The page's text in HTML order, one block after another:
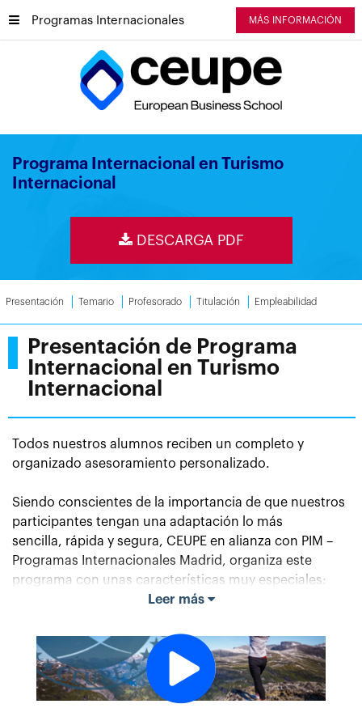
Programas Internacionales MÁS INFORMACIÓN
Programa Internacional en Turismo
Internacional
DESCARGA PDF
Presentación Temario Profesorado Titulación Empleabilidad
Presentación de Programa
Internacional en Turismo
Internacional
Todos nuestros alumnos reciben un completo y
organizado asesoramiento personalizado.
Siendo conscientes de la importancia de que nuestros
participantes tengan una adaptación lo más
sencilla, rápida y segura, CEUPE en alianza con PIM –
Programas Internacionales Madrid, organiza este
programa con unas características muy especiales:
otras Universidades y Escuelas de Negocios.
Asistencia personalizada por equipo de asesores de
PIM en todas sus actividades.
Clases organizadas en Centro Profesional de alto
Leer más